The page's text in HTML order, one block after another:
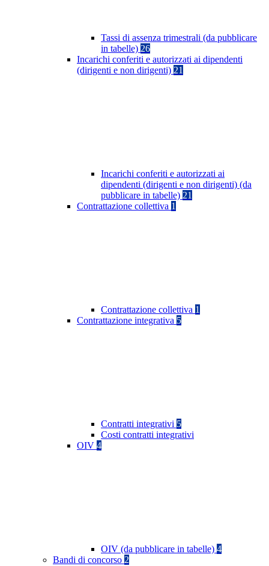
Tassi di assenza trimestrali (da pubblicare
in tabelle) 26
Incarichi conferiti e autorizzati ai dipendenti
(dirigenti e non dirigenti) 21
Incarichi conferiti e autorizzati ai
dipendenti (dirigenti e non dirigenti) (da
pubblicare in tabelle) 21
Contrattazione collettiva 1
Contrattazione collettiva 1
Contrattazione integrativa 5
Contratti integrativi 5
Costi contratti integrativi
OIV 4
OIV (da pubblicare in tabelle) 4
Bandi di concorso 2